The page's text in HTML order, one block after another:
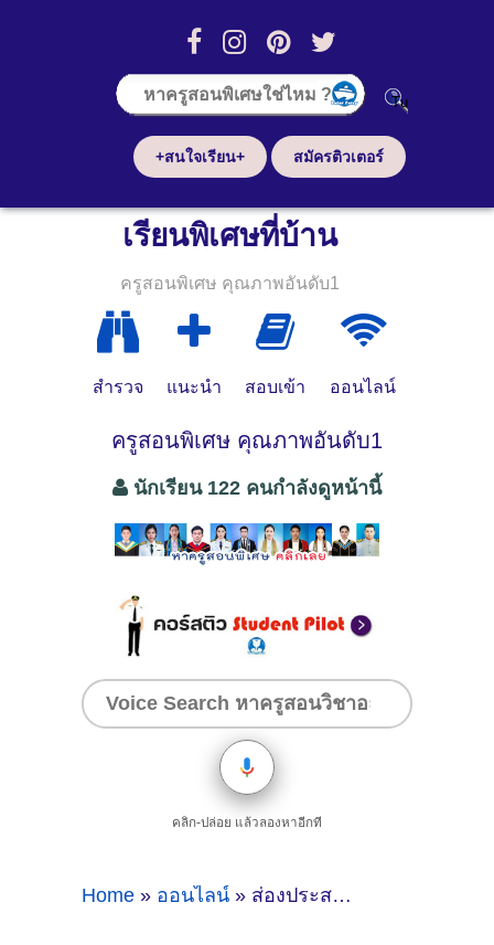
+สนใจเรียน+ สมัครติวเตอร์
เรียนพิเศษที่บ้าน
ครูสอนพิเศษ คุณภาพอันดับ1
สำรวจ แนะนำ สอบเข้า ออนไลน์
ครูสอนพิเศษ คุณภาพอันดับ1
นักเรียน 122 คนกำลังดูหน้านี้
คลิก-ปล่อย แล้วลองหาอีกที
Home » ออนไลน์ » ส่องประสบการณ์สอนภาษาอังกฤษ ของติวเตอร์ ครูพี่ดรีม ช่อทิพย์ วงษ์ชะอุ่ม @ออนไลน์